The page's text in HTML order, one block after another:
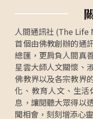
人間通訊社 (The Life
首個由佛教創辦的通
總匯，更肩負人間真
星雲大師人文關懷、
佛教界以及各宗教界
化、教育人文、生
息，讓閱聽大眾得以
聞相會，刻刻增添心